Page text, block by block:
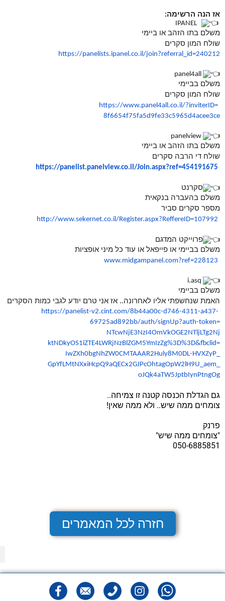
אז הנה הרשימה:
IPANEL
משלם בתו הזהב או ביימי
שולח המון סקרים
https://panelists.ipanel.co.il/join?referral_id=240212
panel4all
משלם בביימי
שולח המון סקרים
https://www.panel4all.co.il/?inviterID=
8f6654f75fa5d9fe33c5965d4acee3ce
panelview
משלם בתו הזהב או ביימי
שולח די הרבה סקרים
https://panelist.panelview.co.il/Join.aspx?ref=454191675
סקרנט
משלם בהעברה בנקאית
מספר סקרים סביר
http://www.sekernet.co.il/Register.aspx?ReffereID=107992
פרוייקט המדגם
משלם בביימי או פייפאל או עוד כל מיני אופציות
www.midgampanel.com?ref=228123
i.asq
משלם בביימי
האמת שנחשפתי אליו לאחרונה.. אז אני טרם יודע לגבי כמות הסקרים
https://panelist-v2.cint.com/8b44a00c-d746-4311-a437-
69725ad892bb/auth/signUp?auth-token=
NTcwNjE3NzI4OmVkOGE2NTljLTg2Nj
ktNDkyOS1iZTE4LWRjNzBlZGM5YmIzZg%3D%3D&fbclid=
IwZXh0bgNhZW0CMTAAAR2Huly8M0DL-HVXZyP_
GpYfLMtNXxiHcpQ9aQECx2GJPcOhtagOpW2lH9U_aem_
oJQk4aTW5JptbIynPtngOg
גם הגדלת הכנסה קטנה זו צמיחה..
צומחים ממה שיש.. ולא ממה שאין!
פרנק
"צומחים ממה שיש"
050-6885851
חזרה לכל המאמרים